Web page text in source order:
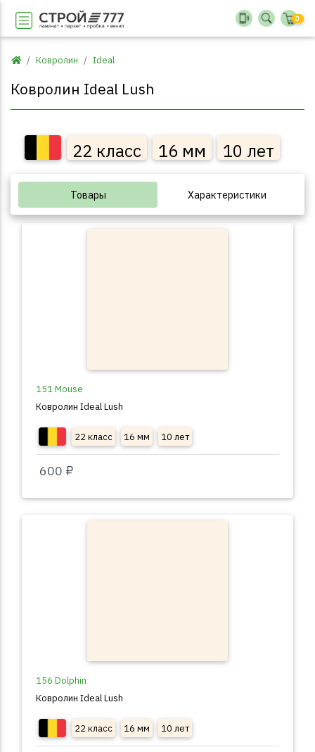
0
Ковролин Ideal
Ковролин Ideal Lush
22 класс 16 мм 10 лет
Товары Характеристики
151 Mouse
Ковролин Ideal Lush
22 класс 16 мм 10 лет
600 ₽
156 Dolphin
Ковролин Ideal Lush
22 класс 16 мм 10 лет